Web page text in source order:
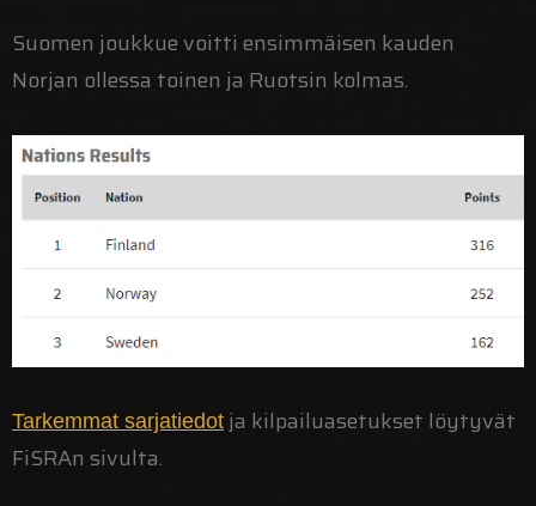
Suomen joukkue voitti ensimmäisen kauden
Norjan ollessa toinen ja Ruotsin kolmas.
Tarkemmat sarjatiedot ja kilpailuasetukset löytyvät
FiSRAn sivulta.